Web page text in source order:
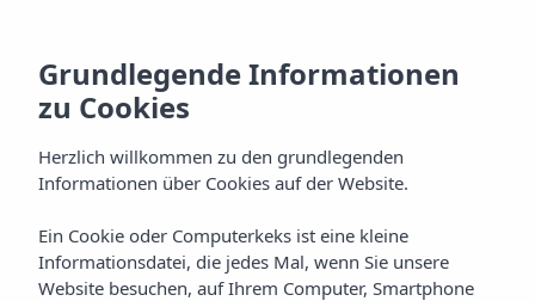
Insotel Cala Mandía
Resort & Spa
Startseite Hotels
Mallorca
Insotel Cala Mandía Resort & Spa ****
Dienstleistungen
Grundlegende Informationen
zu Cookies
Herzlich willkommen zu den grundlegenden
Informationen über Cookies auf der Website.
Ein Cookie oder Computerkeks ist eine kleine
Informationsdatei, die jedes Mal, wenn Sie unsere
Website besuchen, auf Ihrem Computer, Smartphone